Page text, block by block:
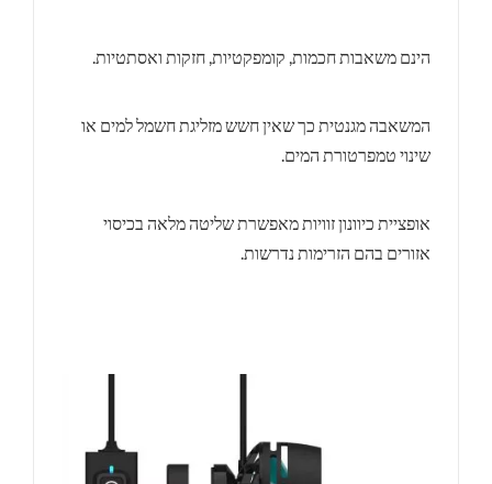
הינם משאבות חכמות, קומפקטיות, חזקות ואסתטיות.
המשאבה מגנטית כך שאין חשש מזליגת חשמל למים או
שינוי טמפרטורת המים.
אופציית כיוונון זוויות מאפשרת שליטה מלאה בכיסוי
אזורים בהם הזרימות נדרשות.